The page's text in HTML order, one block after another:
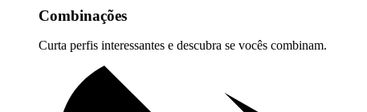
Combinações
Curta perfis interessantes e descubra se vocês combinam.